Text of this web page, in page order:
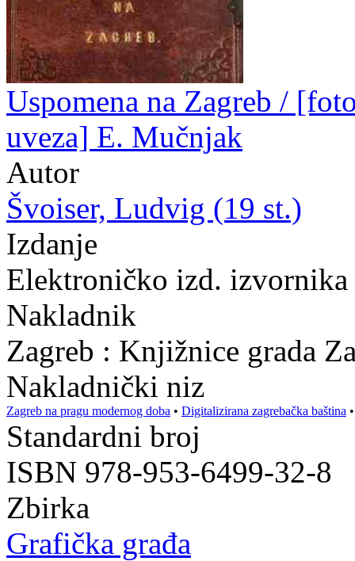
Uspomena na Zagreb /
uveza] E. Mučnjak
Autor
Švoiser, Ludvig (19 st.)
Izdanje
Elektroničko izd.
Nakladnik
Zagreb : Knjižnice grada
Nakladnički niz
Zagreb na pragu modernog doba • Digitalizirana zagrebačka baština
Standardni broj
ISBN 978-953-6499-32-8
Zbirka
Grafička građa